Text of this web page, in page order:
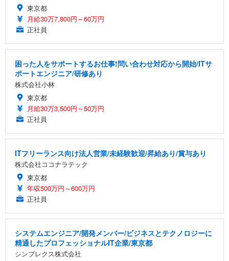
東京都
月給30万7,800円～60万円
正社員
困った人をサポートするお仕事!問い合わせ対応から開始/ITサ
ポートエンジニア/研修あり
株式会社小林
東京都
月給30万3,500円～50万円
正社員
ITフリーランス向け法人営業/未経験歓迎/昇給あり/賞与あり
株式会社ココナラテック
東京都
年収500万円～600万円
正社員
システムエンジニア/開発メンバー/ビジネスとテクノロジーに
精通したプロフェッショナルIT企業/東京都
シンプレクス株式会社